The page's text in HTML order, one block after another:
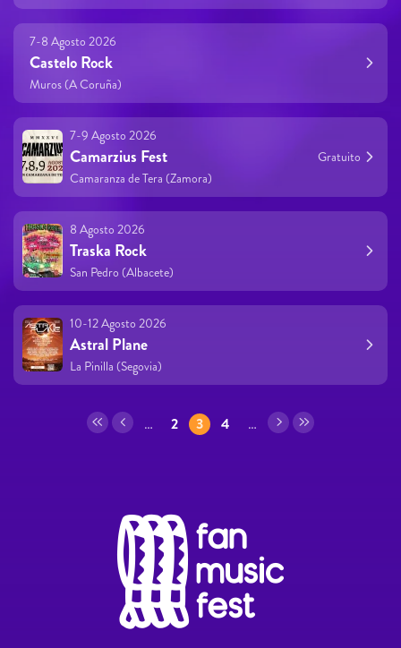
7-8 Agosto 2026
Castelo Rock
Muros (A Coruña)
7-9 Agosto 2026
Camarzius Fest
Camaranza de Tera (Zamora)
Gratuito
8 Agosto 2026
Traska Rock
San Pedro (Albacete)
10-12 Agosto 2026
Astral Plane
La Pinilla (Segovia)
… 2 3 4 …